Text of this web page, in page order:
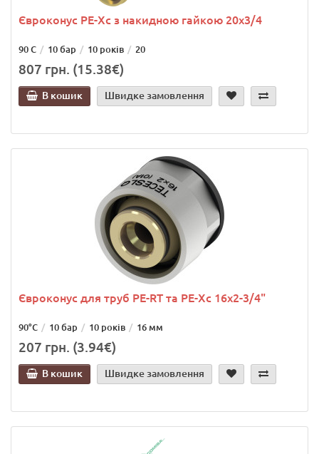
Євроконус PE-Xc з накидною гайкою 20х3/4
90 С 10 бар 10 років 20
807 грн. (15.38€)
В кошик Швидке замовлення
Євроконус для труб PE-RT та PE-Xc 16x2-3/4"
90°C 10 бар 10 років 16 мм
207 грн. (3.94€)
В кошик Швидке замовлення